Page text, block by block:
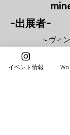
-出展者-
～ヴィ
～海外
イベント情報